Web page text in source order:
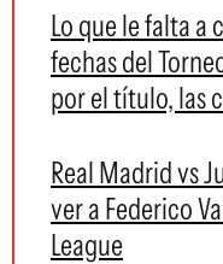
Lo que le falta a
fechas del
por el título, las
Real Madrid vs
ver a Federico
League